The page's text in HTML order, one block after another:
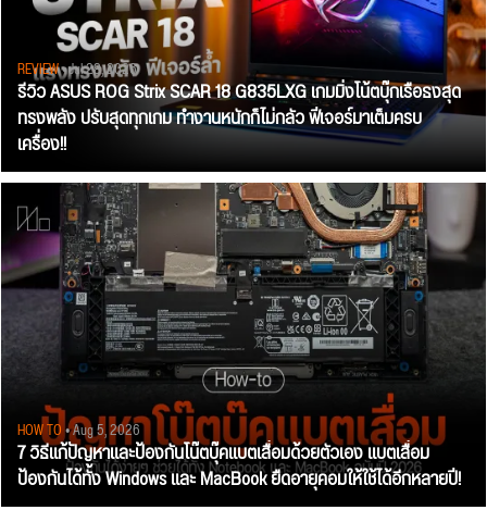
REVIEW• Jul 28, 2026
รีวิว ASUS ROG Strix SCAR 18 G835LXG เกมมิ่งโน้ตบุ๊กเรือธงสุด
ทรงพลัง ปรับสุดทุกเกม ทำงานหนักก็ไม่กลัว ฟีเจอร์มาเต็มครบ
เครื่อง!!
HOW TO• Aug 5, 2026
7 วิธีแก้ปัญหาและป้องกันโน๊ตบุ๊คแบตเสื่อมด้วยตัวเอง แบตเสื่อม
ป้องกันได้ทั้ง Windows และ MacBook ยืดอายุคอมให้ใช้ได้อีกหลายปี!